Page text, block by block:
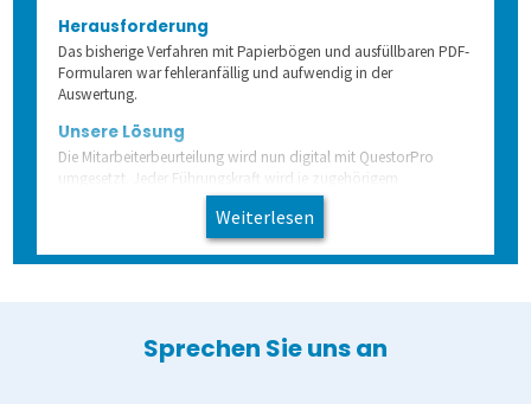
Herausforderung
Das bisherige Verfahren mit Papierbögen und ausfüllbaren PDF-
Formularen war fehleranfällig und aufwendig in der
Auswertung.
Unsere Lösung
Die Mitarbeiterbeurteilung wird nun digital mit QuestorPro
umgesetzt. Jeder Führungskraft wird je zugehörigem
Mitarbeitenden ein Fragebogen zugeordnet. Die Führungskräfte
werden deutlich entlastet, denn die Beurteilung selbst ist durch
spezielle Fragenformate und vorbefüllte Daten zum jeweiligen
Mitarbeitenden vereinfacht. Die Berechnung der für die
insgesamt fortgeschritten ist.
Weiterlesen
Sprechen Sie uns an